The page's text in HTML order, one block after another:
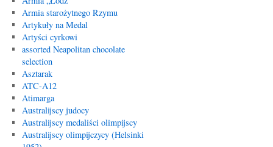
Armia starożytnego Rzymu
Artykuły na Medal
Artyści cyrkowi
assorted Neapolitan chocolate
selection
Asztarak
ATC-A12
Atimarga
Australijscy judocy
Australijscy medaliści olimpijscy
Australijscy olimpijczycy (Helsinki